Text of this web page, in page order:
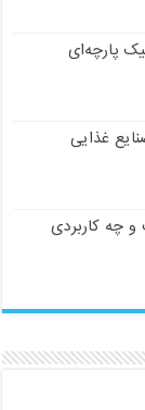
پارچه‌ای
غذایی
چه کاربردی